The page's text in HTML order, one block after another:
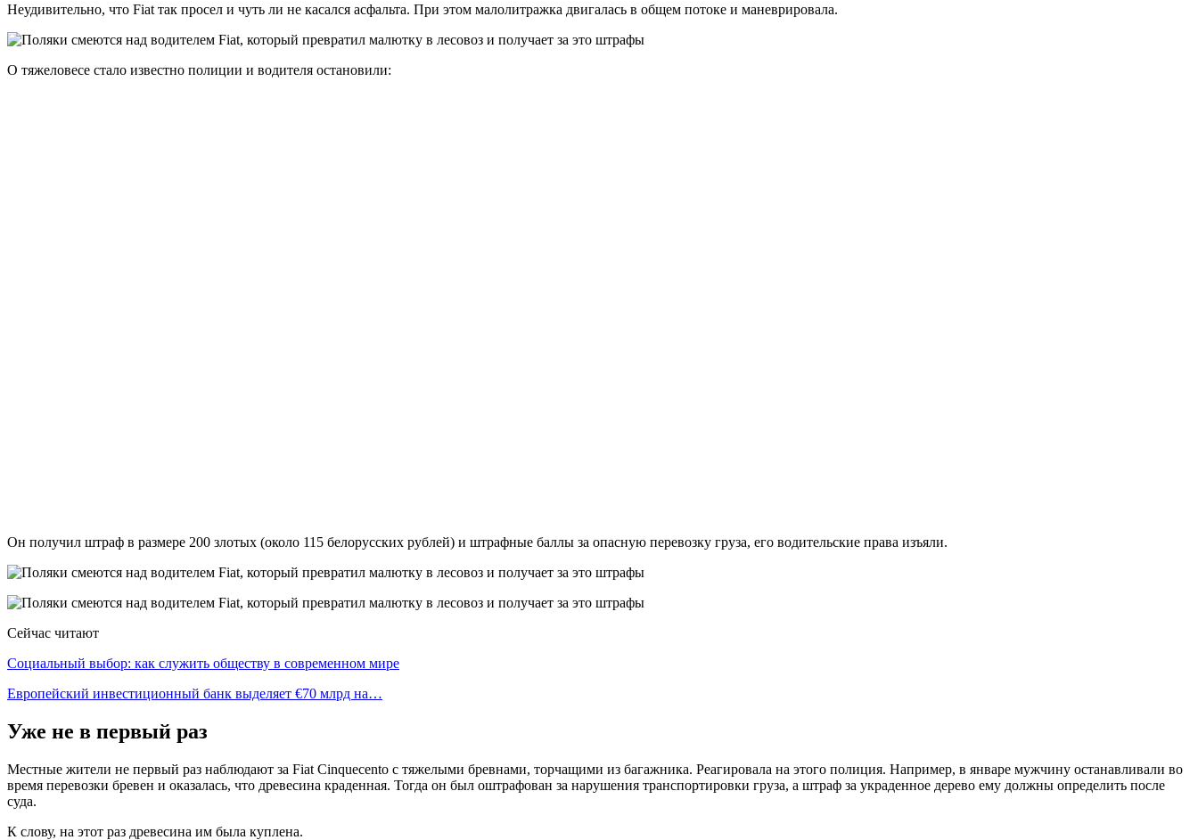
Неудивительно, что Fiat так просел и чуть ли не касался асфальта. При этом малолитражка двигалась в общем потоке и маневрировала.
О тяжеловесе стало известно полиции и водителя остановили:
Он получил штраф в размере 200 злотых (около 115 белорусских рублей) и штрафные баллы за опасную перевозку груза, его водительские права изъяли.
Сейчас читают
Социальный выбор: как служить обществу в современном мире
Европейский инвестиционный банк выделяет €70 млрд на…
Уже не в первый раз
Местные жители не первый раз наблюдают за Fiat Cinquecento с тяжелыми бревнами, торчащими из багажника. Реагировала на этого полиция. Например, в январе мужчину останавливали во
время перевозки бревен и оказалась, что древесина краденная. Тогда он был оштрафован за нарушения транспортировки груза, а штраф за украденное дерево ему должны определить после
суда.
К слову, на этот раз древесина им была куплена.